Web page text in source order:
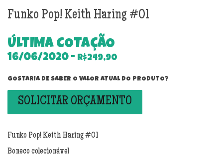
Funko Pop! Keith Haring #01
ÚLTIMA COTAÇÃO
16/06/2020 - R$249,90
GOSTARIA DE SABER O VALOR ATUAL DO PRODUTO?
SOLICITAR ORÇAMENTO
Funko Pop! Keith Haring #01
Boneco colecionável